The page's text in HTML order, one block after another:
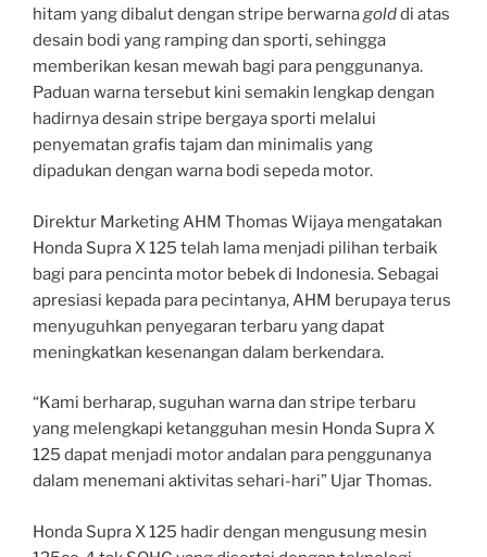
hitam yang dibalut dengan stripe berwarnagolddi atas
desain bodi yang ramping dan sporti, sehingga
memberikan kesan mewah bagi para penggunanya.
Paduan warna tersebut kini semakin lengkap dengan
hadirnya desain stripe bergaya sporti melalui
penyematan grafis tajam dan minimalis yang
dipadukan dengan warna bodi sepeda motor.
Direktur Marketing AHM Thomas Wijaya mengatakan
Honda Supra X 125 telah lama menjadi pilihan terbaik
bagi para pencinta motor bebek di Indonesia. Sebagai
apresiasi kepada para pecintanya, AHM berupaya terus
menyuguhkan penyegaran terbaru yang dapat
meningkatkan kesenangan dalam berkendara.
“Kami berharap, suguhan warna dan stripe terbaru
yang melengkapi ketangguhan mesin Honda Supra X
125 dapat menjadi motor andalan para penggunanya
dalam menemani aktivitas sehari-hari” Ujar Thomas.
Honda Supra X 125 hadir dengan mengusung mesin